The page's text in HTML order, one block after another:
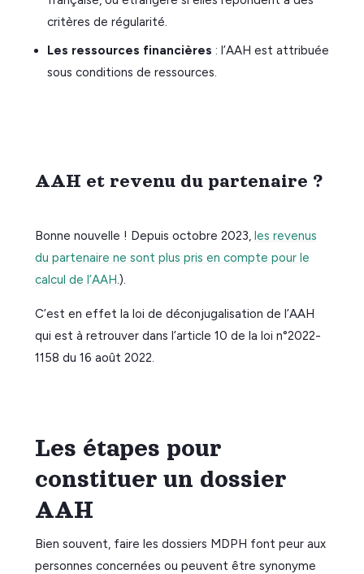
critères de régularité.
Les ressources financières : l’AAH est attribuée
sous conditions de ressources.
AAH et revenu du partenaire ?
Bonne nouvelle ! Depuis octobre 2023, les revenus
du partenaire ne sont plus pris en compte pour le
calcul de l’AAH .).
C’est en effet la loi de déconjugalisation de l’AAH
qui est à retrouver dans l’article 10 de la loi n°2022-
1158 du 16 août 2022.
Les étapes pour
constituer un dossier
AAH
Bien souvent, faire les dossiers MDPH font peur aux
personnes concernées ou peuvent être synonyme